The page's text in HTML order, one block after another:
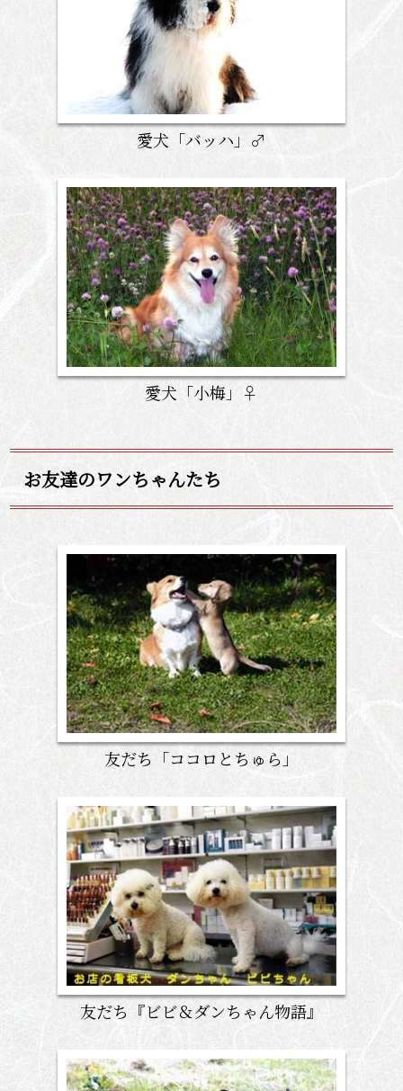
愛犬「バッハ」♂
愛犬「小梅」♀
お友達のワンちゃんたち
友だち「ココロとちゅら」
友だち『ビビ＆ダンちゃん物語』